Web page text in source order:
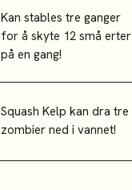
Kan stables tre ganger
for å skyte 12 små erter
på en gang!
Squash Kelp kan dra tre
zombier ned i vannet!